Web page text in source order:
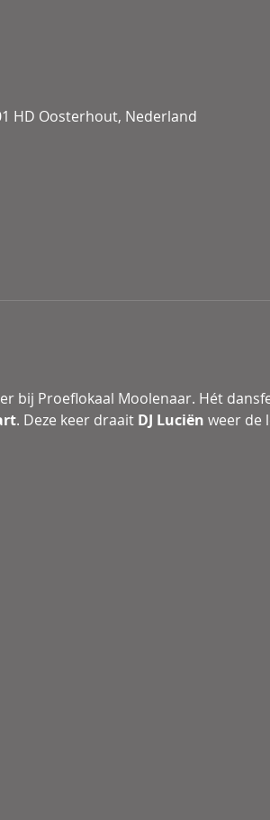
HD Oosterhout, Nederland
bij Proeflokaal Moolenaar. Hét
. Deze keer draait DJ Luciën weer de